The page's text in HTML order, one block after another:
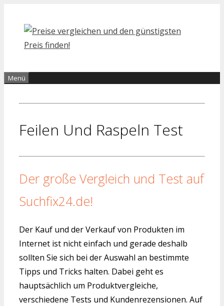
Inhalt
springen
Menü
Feilen Und Raspeln Test
Der große Vergleich und Test auf
Suchfix24.de!
Der Kauf und der Verkauf von Produkten im
Internet ist nicht einfach und gerade deshalb
sollten Sie sich bei der Auswahl an bestimmte
Tipps und Tricks halten. Dabei geht es
hauptsächlich um Produktvergleiche,
verschiedene Tests und Kundenrezensionen. Auf